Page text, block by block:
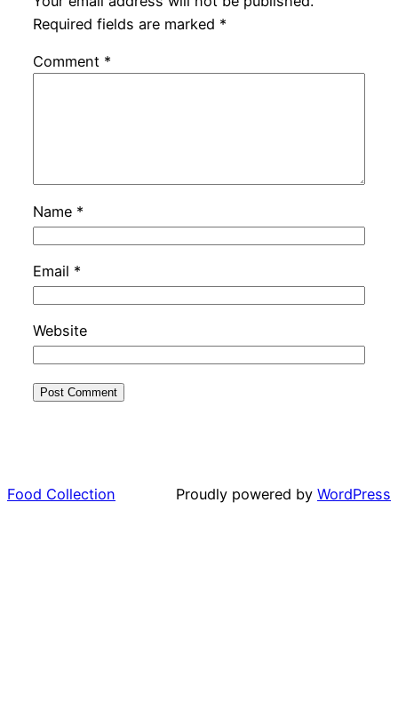
Required fields are marked *
Comment *
Name *
Email *
Website
Food Collection Proudly powered by WordPress